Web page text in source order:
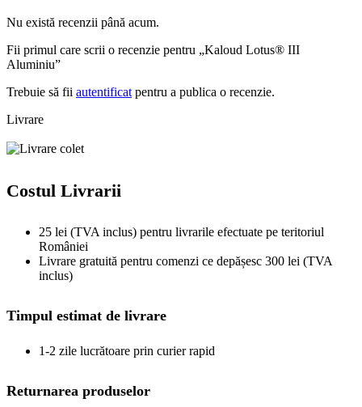
Nu există recenzii până acum.
Fii primul care scrii o recenzie pentru „Kaloud Lotus® III
Aluminiu”
Trebuie să fii autentificat pentru a publica o recenzie.
Livrare
Costul Livrarii
25 lei (TVA inclus) pentru livrarile efectuate pe teritoriul
României
Livrare gratuită pentru comenzi ce depășesc 300 lei (TVA
inclus)
Timpul estimat de livrare
1-2 zile lucrătoare prin curier rapid
Returnarea produselor